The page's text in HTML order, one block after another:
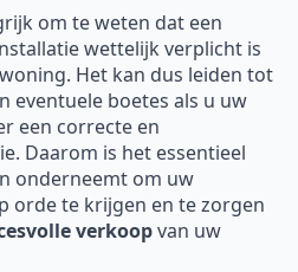
om te weten dat een
wettelijk verplicht is
Het kan dus leiden tot
eventuele boetes als u uw
een correcte en
Daarom is het essentieel
onderneemt om uw
orde te krijgen en te zorgen
verkoopvan uw